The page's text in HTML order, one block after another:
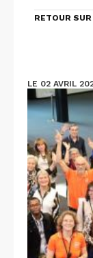
RETOUR
LE 02 AVRIL